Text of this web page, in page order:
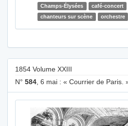
Champs-Élysées
café-concert
chanteurs sur scène
orchestre
1854 Volume XXIII
N° 584 , 6 mai : « Courrier de Paris.